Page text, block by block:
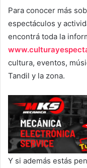
Para conocer más
espectáculos y
encontrá toda la
cultura, eventos,
Tandil y la zona.
Y si además estás